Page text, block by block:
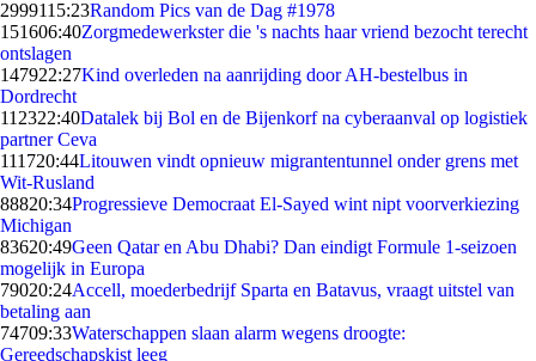
2999115:23Random Pics van de Dag #1978
151606:40Zorgmedewerkster die 's nachts haar vriend bezocht terecht
ontslagen
147922:27Kind overleden na aanrijding door AH-bestelbus in
Dordrecht
112322:40Datalek bij Bol en de Bijenkorf na cyberaanval op logistiek
partner Ceva
111720:44Litouwen vindt opnieuw migrantentunnel onder grens met
Wit-Rusland
88820:34Progressieve Democraat El-Sayed wint nipt voorverkiezing
Michigan
83620:49Geen Qatar en Abu Dhabi? Dan eindigt Formule 1-seizoen
mogelijk in Europa
79020:24Accell, moederbedrijf Sparta en Batavus, vraagt uitstel van
betaling aan
74709:33Waterschappen slaan alarm wegens droogte:
Gereedschapskist leeg